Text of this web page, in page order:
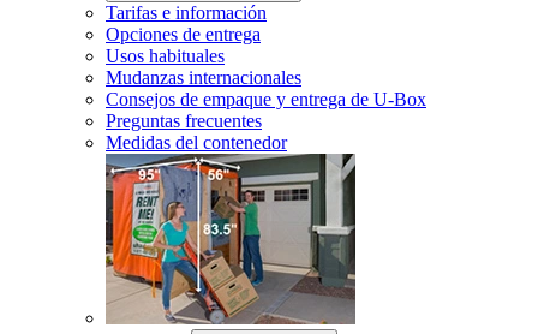
Tarifas e información
Opciones de entrega
Usos habituales
Mudanzas internacionales
Consejos de empaque y entrega de U-Box
Preguntas frecuentes
Medidas del contenedor